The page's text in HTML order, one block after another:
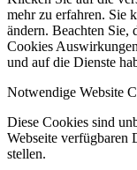
mehr zu erfahren. Sie
ändern. Beachten Sie,
Cookies
und auf die Dienste
Notwendige Website
Diese Cookies sind
Webseite verfügbaren
stellen.